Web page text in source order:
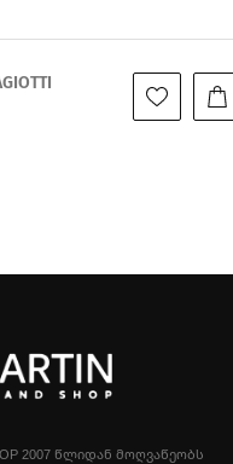
2007 ᲬᲚᲘᲓᲐᲜ ᲛᲝᲦᲕᲐᲬᲔᲝᲑᲡ